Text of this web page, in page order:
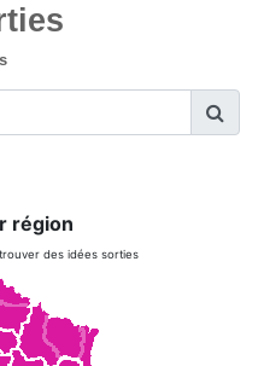
région
des idées sorties